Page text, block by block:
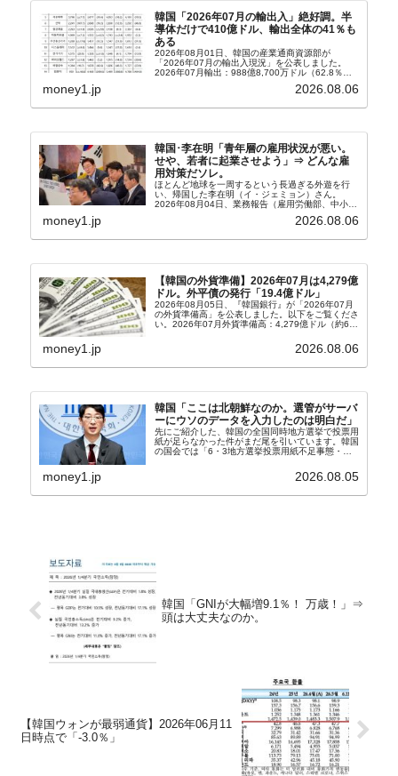
韓国「2026年07月の輸出入」絶好調。半
導体だけで410億ドル、輸出全体の41％も
ある
2026年08月01日、韓国の産業通商資源部が
「2026年07月の輸出入現況」を公表しました。
2026年07月輸出：988億8,700万ドル（62.8％）
money1.jp 2026.08.06
韓国･李在明「青年層の雇用状況が悪い。
せや、若者に起業させよう」⇒ どんな雇
用対策だソレ。
ほとんど地球を一周するという長過ぎる外遊を行
い、帰国した李在明（イ・ジェミョン）さん。
2026年08月04日、業務報告（雇用労働部、中小ベ
ンチャー企業部、公正取引委員会）を主催。この席
上、韓国大統領に成りおおせた李在明（イ・ジェミ
money1.jp 2026.08.06
【韓国の外貨準備】2026年07月は4,279億
ドル。外平債の発行「19.4億ドル」
2026年08月05日、『韓国銀行』が「2026年07月
の外貨準備高」を公表しました。以下をご覧くださ
い。2026年07月外貨準備高：4,279億ドル（約67
money1.jp 2026.08.06
韓国「ここは北朝鮮なのか。選管がサーバ
ーにウソのデータを入力したのは明白だ」
先にご紹介した、韓国の全国同時地方選挙で投票用
紙が足らなかった件がまだ尾を引いています。韓国
の国会では「6・3地方選挙投票用紙不足事態・国
す。『国民の力』の朱晋佑（チュ・ジヌ）議員はそ
money1.jp 2026.08.05
韓国「GNIが大幅増9.1％！ 万歳！」⇒
頭は大丈夫なのか。
【韓国ウォンが最弱通貨】2026年06月11
日時点で「-3.0％」